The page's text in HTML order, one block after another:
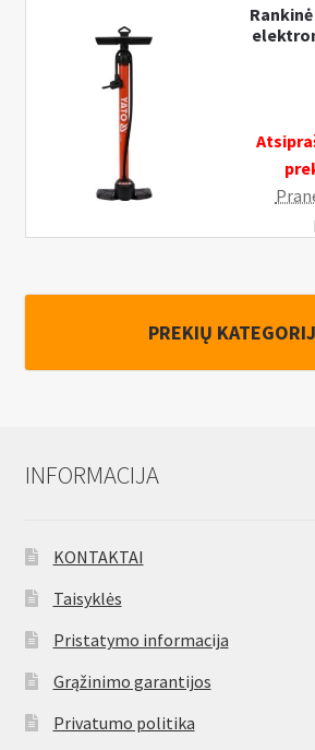
PREKIŲ
INFORMACIJA
KONTAKTAI
Taisyklės
Pristatymo informacija
Grąžinimo garantijos
Privatumo politika